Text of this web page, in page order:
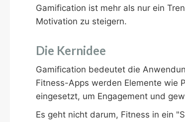
Gamification ist mehr als nur ein
Motivation zu steigern.
Die Kernidee
Gamification bedeutet die
Fitness-Apps werden Elemente wie
eingesetzt, um Engagement und
Es geht nicht darum, Fitness in ein